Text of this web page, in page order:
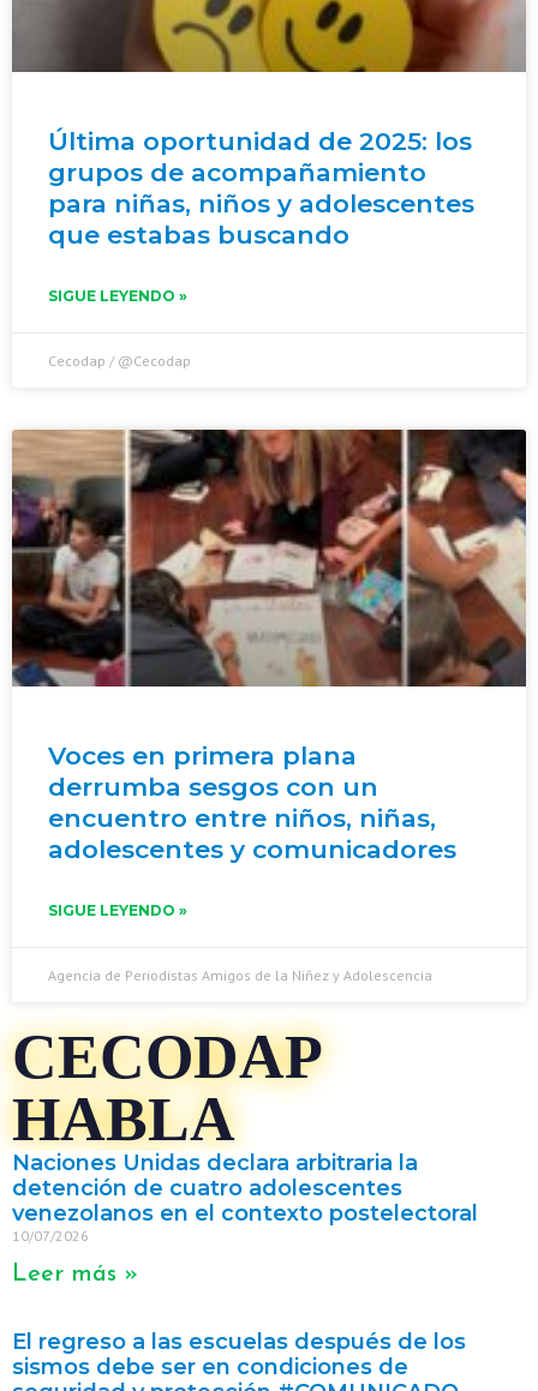
Última oportunidad de 2025: los
grupos de acompañamiento
para niñas, niños y adolescentes
que estabas buscando
SIGUE LEYENDO »
Cecodap / @Cecodap
Voces en primera plana
derrumba sesgos con un
encuentro entre niños, niñas,
adolescentes y comunicadores
SIGUE LEYENDO »
Agencia de Periodistas Amigos de la Niñez y Adolescencia
CECODAP
HABLA
Naciones Unidas declara arbitraria la
detención de cuatro adolescentes
venezolanos en el contexto postelectoral
10/07/2026
Leer más »
El regreso a las escuelas después de los
sismos debe ser en condiciones de